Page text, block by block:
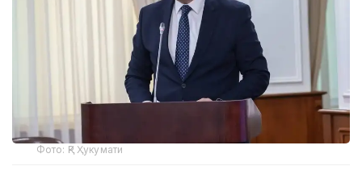
Фото: ҚР Ҳукумати